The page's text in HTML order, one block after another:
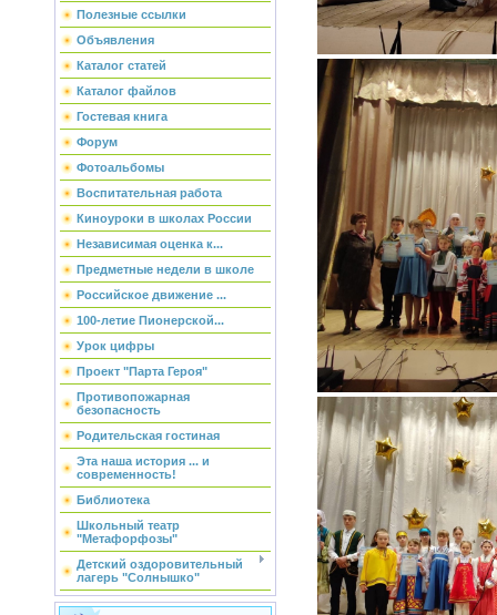
Полезные ссылки
Объявления
Каталог статей
Каталог файлов
Гостевая книга
Форум
Фотоальбомы
Воспитательная работа
Киноуроки в школах России
Независимая оценка к...
Предметные недели в школе
Российское движение ...
100-летие Пионерской...
Урок цифры
Проект "Парта Героя"
Противопожарная
безопасность
Родительская гостиная
Эта наша история ... и
современность!
Библиотека
Школьный театр
"Метафорфозы"
Детский оздоровительный
лагерь "Солнышко"